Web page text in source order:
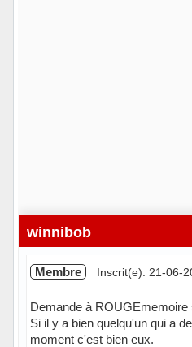
winnibob
Membre Inscrit(e): 21-06-
Demande à
Si il y a bien quelqu'un qui a
moment c'est bien eux.